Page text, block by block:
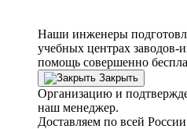
Наши инженеры
учебных центрах заводов-
помощь совершенно
Закрыть
Организацию и
наш менеджер.
Доставляем по всей